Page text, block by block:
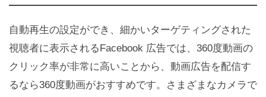
自動再生の設定ができ、細かいターゲティングされた
視聴者に表示されるFacebook 広告では、360度動画の
クリック率が非常に高いことから、動画広告を配信す
るなら360度動画がおすすめです。さまざまなカメラで